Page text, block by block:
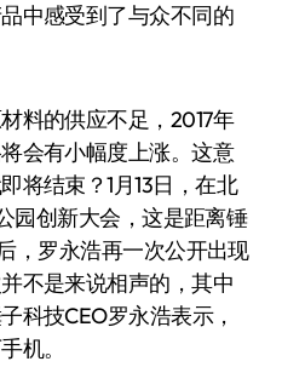
中感受到了与众不同的
料的供应不足，2017年
会有小幅度上涨。这意
将结束？1月13日，在北
园创新大会，这是距离锤
，罗永浩再一次公开出现
不是来说相声的，其中
科技CEO罗永浩表示，
机。